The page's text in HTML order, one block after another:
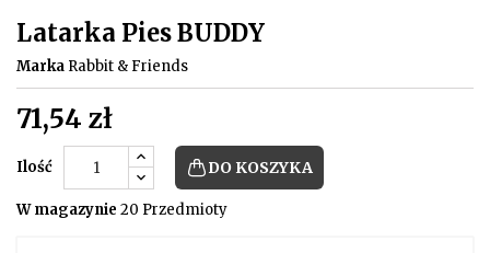
Latarka Pies BUDDY
Marka Rabbit & Friends
71,54 zł
Ilość DO KOSZYKA
W magazynie 20 Przedmioty